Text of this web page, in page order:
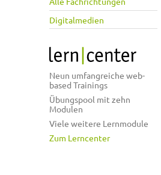
Digitalmedien
Neun umfangreiche web-
based Trainings
Übungspool mit zehn
Modulen
Viele weitere Lernmodule
Zum Lerncenter